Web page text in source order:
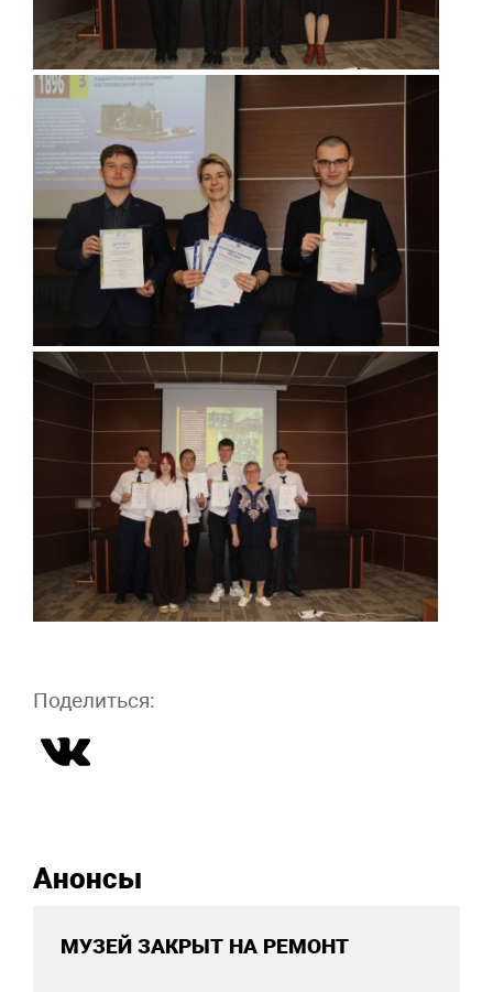
Поделиться:
Анонсы
МУЗЕЙ ЗАКРЫТ НА РЕМОНТ